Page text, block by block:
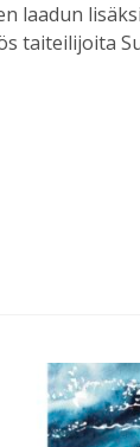
laadun
taiteilijoita